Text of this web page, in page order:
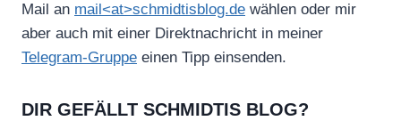
Mail an mail<at>schmidtisblog.de wählen oder mir
aber auch mit einer Direktnachricht in meiner
Telegram-Gruppe einen Tipp einsenden.
DIR GEFÄLLT SCHMIDTIS BLOG?